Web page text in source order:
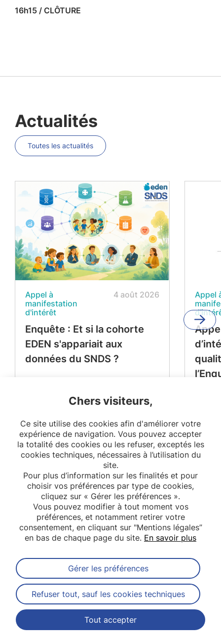
16h15 / CLÔTURE
Actualités
Toutes les actualités
Appel à
manifestation
d'intérêt
4 août 2026
Enquête : Et si la cohorte
EDEN s'appariait aux
données du SNDS ?
Appel
Abonnez-vous à notre newsletter
Contact Mentions légales Plan du site
Chers visiteurs,
Ce site utilise des cookies afin d'améliorer votre
expérience de navigation. Vous pouvez accepter
la totalité des cookies ou les refuser, exceptés les
cookies techniques, nécessaires à l’utilisation du
site.
Pour plus d’information sur les finalités et pour
choisir vos préférences par type de cookies,
cliquez sur « Gérer les préférences ».
Vous pouvez modifier à tout moment vos
préférences, et notamment retirer votre
consentement, en cliquant sur "Mentions légales”
en bas de chaque page du site. En savoir plus
Gérer les préférences
Refuser tout, sauf les cookies techniques
Tout accepter